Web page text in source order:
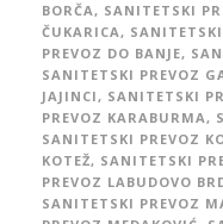
BORČA, SANITETSKI
ČUKARICA,
PREVOZ DO BANJE,
SANITETSKI PREVOZ
JAJINCI, SANITETSKI
PREVOZ KARABURMA,
SANITETSKI PREVOZ
KOTEŽ, SANITETSKI
PREVOZ LABUDOVO
SANITETSKI PREVOZ